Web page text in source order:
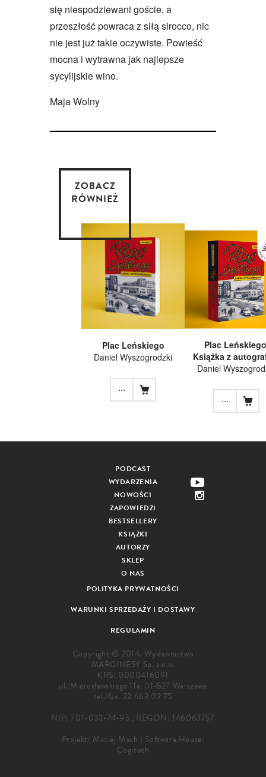
się niespodziewani goście, a
przeszłość powraca z siłą sirocco, nic
nie jest już takie oczywiste. Powieść
mocna i wytrawna jak najlepsze
sycylijskie wino.
Maja Wolny
ZOBACZ
RÓWNIEŻ
Plac Leńskiego
Daniel Wyszogrodzki
...
Plac
Książka z
Daniel
...
PODCAST
WYDARZENIA
NOWOŚCI
ZAPOWIEDZI
BESTSELLERY
KSIĄŻKI
AUTORZY
SKLEP
O NAS
POLITYKA PRYWATNOŚCI
WARUNKI SPRZEDAŻY I DOSTAWY
REGULAMIN
Copyright © 2014. Wydawnictwo
MARGINESY Sp. z o.o.
KRS: 0000416091
ul. Mierosławskiego 11a, 01-527 Warszawa
tel./fax. 22 663 02 75
NIP: 701-033-74-95 , REGON: 146063757
Projekt: Maciej Mach | Software House:
Cogitech